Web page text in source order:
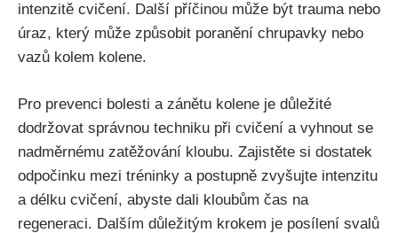
intenzitě cvičení. Další příčinou může být trauma nebo
úraz,⁤ který může způsobit poranění chrupavky nebo
⁤vazů ⁣kolem kolene.
Pro prevenci ⁣bolesti⁢ a zánětu kolene je důležité
dodržovat správnou techniku ⁣při cvičení a vyhnout se
nadměrnému zatěžování⁤ kloubu. Zajistěte si dostatek
odpočinku mezi tréninky a postupně zvyšujte intenzitu
a délku cvičení, abyste dali ​kloubům​ čas na
⁢regeneraci. Dalším důležitým krokem je posílení svalů